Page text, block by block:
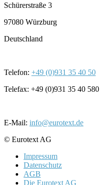
Schürerstraße 3
97080 Würzburg
Deutschland
Telefon: +49 (0)931 35 40 50
Telefax: +49 (0)931 35 40 580
E-Mail: info@eurotext.de
© Eurotext AG
Impressum
Datenschutz
AGB
Die Eurotext AG